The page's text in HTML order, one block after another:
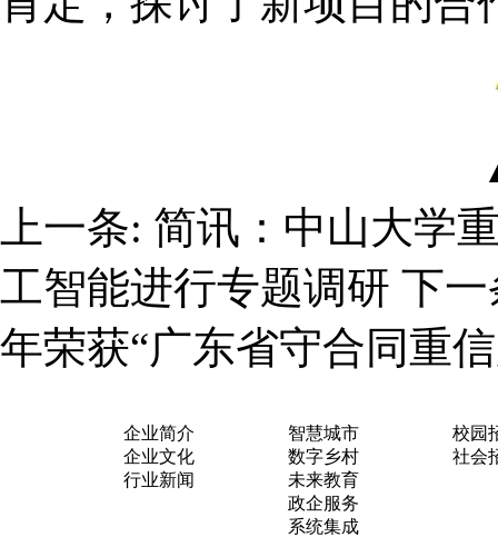
上一条: 简讯：中山大学
工智能进行专题调研 下
年荣获“广东省守合同重
企业简介
企业文化
行业新闻
智慧城市
数字乡村
未来教育
政企服务
系统集成
校园
社会